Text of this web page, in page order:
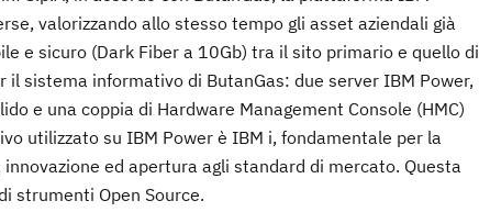
valorizzando allo stesso tempo gli asset aziendali già
e sicuro (Dark Fiber a 10Gb) tra il sito primario e quello di
il sistema informativo di ButanGas: due server IBM Power,
e una coppia di Hardware Management Console (HMC)
utilizzato su IBM Power è IBM i, fondamentale per la
ed apertura agli standard di mercato. Questa
strumenti Open Source.